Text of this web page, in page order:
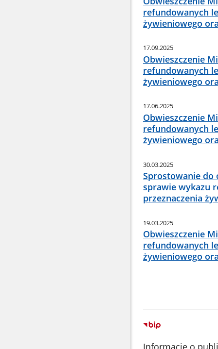
refundowanych
żywieniowego
17.09.2025
Obwieszczenie
refundowanych
żywieniowego
17.06.2025
Obwieszczenie
refundowanych
żywieniowego
30.03.2025
Sprostowanie do
sprawie wykazu
przeznaczenia
19.03.2025
Obwieszczenie
refundowanych
żywieniowego
Informacje o